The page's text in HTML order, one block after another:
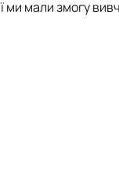
ми мали змогу